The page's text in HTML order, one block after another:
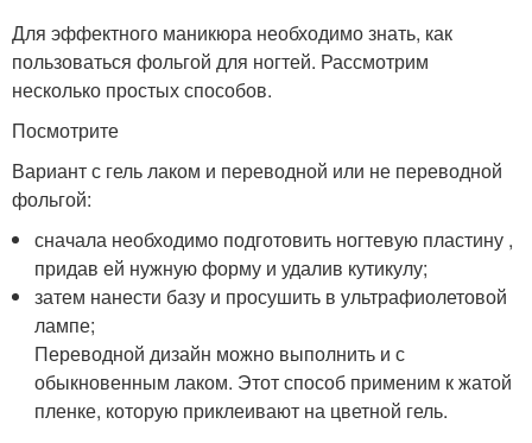
Для эффектного маникюра необходимо знать, как
пользоваться фольгой для ногтей. Рассмотрим
несколько простых способов.
Посмотрите
Вариант с гель лаком и переводной или не переводной
фольгой:
сначала необходимо подготовить ногтевую пластину ,
придав ей нужную форму и удалив кутикулу;
затем нанести базу и просушить в ультрафиолетовой
лампе;
Переводной дизайн можно выполнить и с
обыкновенным лаком. Этот способ применим к жатой
пленке, которую приклеивают на цветной гель.